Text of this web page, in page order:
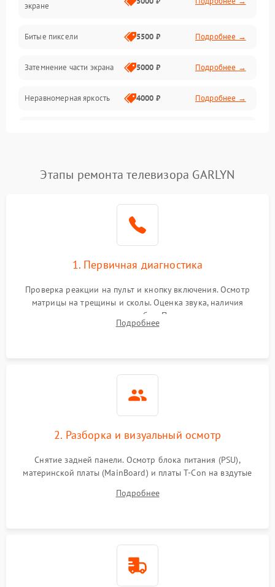
Механические повреждения
Программное обеспечение
Сеть и подключения
экране
Битые пиксели 5500 ₽ Подробнее →
Затемнение части экрана 5000 ₽ Подробнее →
Неравномерная яркость 4000 ₽ Подробнее →
Этапы ремонта телевизора GARLYN
1. Первичная диагностика
Проверка реакции на пульт и кнопку включения. Осмотр
матрицы на трещины и сколы. Оценка звука, наличия
подсветки и индикаторов ошибок. Подключение тестовых
источников сигнала для выявления симптомов поломки.
Подробнее
2. Разборка и визуальный осмотр
Снятие задней панели. Осмотр блока питания (PSU),
материнской платы (MainBoard) и платы T-Con на вздутые
Проверка надежности фиксации и целостности шлейфов.
Подробнее